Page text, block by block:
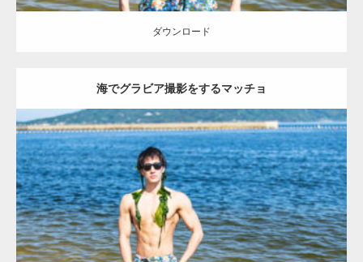
ダウンロード
海でグラビア撮影をするマッチョ
Update:2021.07.8
Category:海のマッチョ オレンジの人 AKIHITO(細マッチョ) 腹筋
ダウンロード